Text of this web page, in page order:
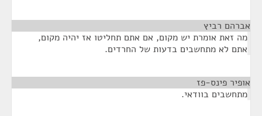
אברהם רביץ
מה זאת אומרת יש מקום, אם אתם תחליטו אז יהיה מקום,
אתם לא מתחשבים בדעות של החרדים.
אופיר פינס-פז
מתחשבים בוודאי.